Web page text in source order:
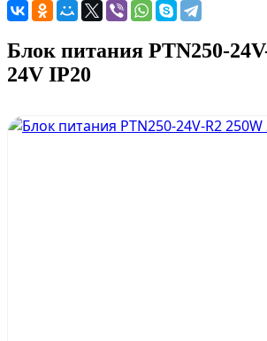
Блок питания PTN250-
24V IP20